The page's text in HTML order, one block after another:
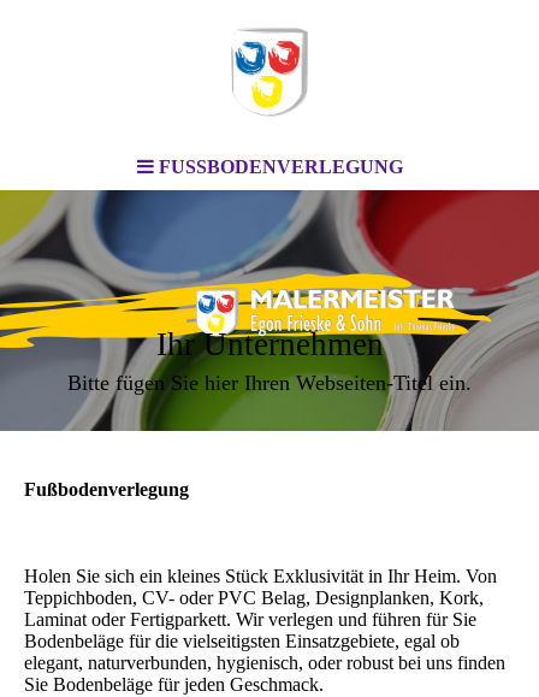
FUSSBODENVERLEGUNG
Ihr Unternehmen
Bitte fügen Sie hier Ihren Webseiten-Titel ein.
Fußbodenverlegung
Holen Sie sich ein kleines Stück Exklusivität in Ihr Heim. Von
Teppichboden, CV- oder PVC Belag, Designplanken, Kork,
Laminat oder Fertigparkett. Wir verlegen und führen für Sie
Bodenbeläge für die vielseitigsten Einsatzgebiete, egal ob
elegant, naturverbunden, hygienisch, oder robust bei uns finden
Sie Bodenbeläge für jeden Geschmack.